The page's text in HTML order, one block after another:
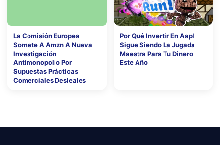
La Comisión Europea
Somete A Amzn A Nueva
Investigación
Antimonopolio Por
Supuestas Prácticas
Comerciales Desleales
Por Qué Invertir En Aapl
Sigue Siendo La Jugada
Maestra Para Tu Dinero
Este Año